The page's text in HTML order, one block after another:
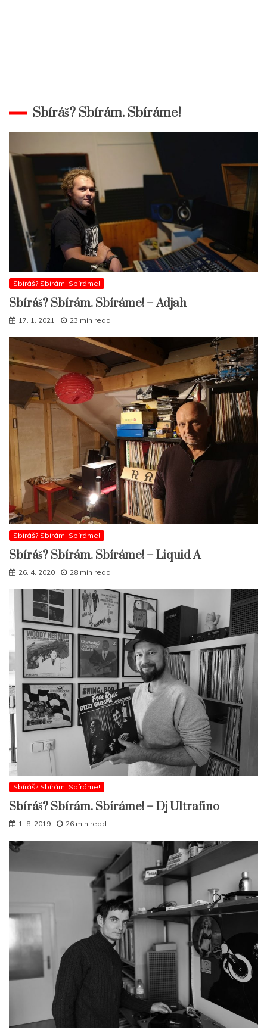
Sbíráš? Sbírám. Sbíráme!
Sbíráš? Sbírám. Sbíráme!
Sbíráš? Sbírám. Sbíráme! – Adjah
17. 1. 2021 23 min read
Sbíráš? Sbírám. Sbíráme!
Sbíráš? Sbírám. Sbíráme! – Liquid A
26. 4. 2020 28 min read
Sbíráš? Sbírám. Sbíráme!
Sbíráš? Sbírám. Sbíráme! – Dj Ultrafino
1. 8. 2019 26 min read